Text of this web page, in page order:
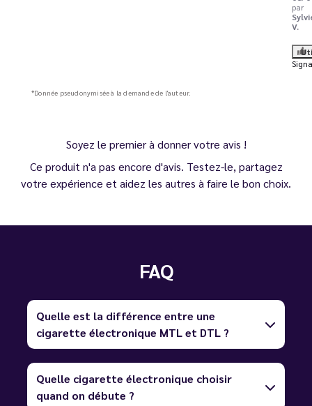
par
V.
*Donnée pseudonymisée à la demande de l'auteur.
Soyez le premier à donner votre avis !
Ce produit n'a pas encore d'avis. Testez-le, partagez
votre expérience et aidez les autres à faire le bon choix.
FAQ
Quelle est la différence entre une
cigarette électronique MTL et DTL ?
Quelle cigarette électronique choisir
quand on débute ?